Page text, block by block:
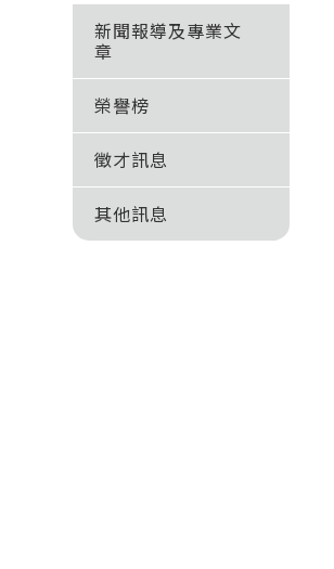
新聞報導及專業文
章
榮譽榜
徵才訊息
其他訊息